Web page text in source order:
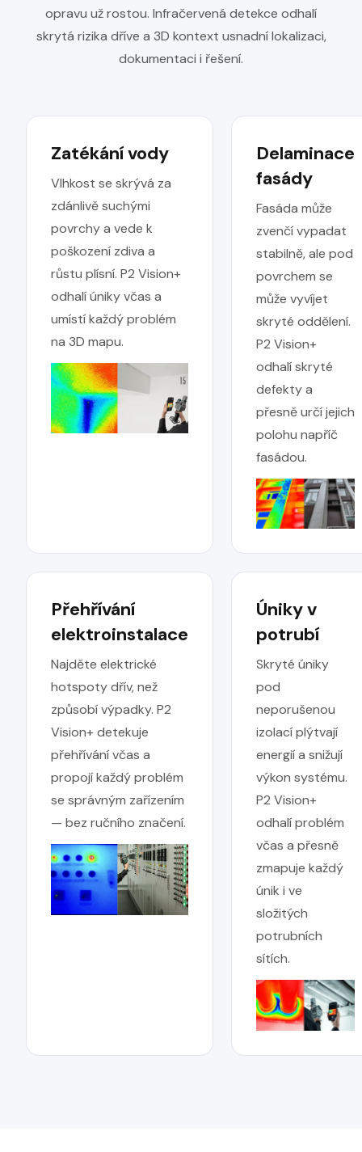
opravu už rostou. Infračervená detekce odhalí
skrytá rizika dříve a 3D kontext usnadní lokalizaci,
dokumentaci i řešení.
Zatékání vody
Vlhkost se skrývá za
zdánlivě suchými
povrchy a vede k
poškození zdiva a
růstu plísní. P2 Vision+
odhalí úniky včas a
umístí každý problém
na 3D mapu.
Delaminace
fasády
Fasáda může
zvenčí vypadat
stabilně, ale pod
povrchem se
může vyvíjet
skryté oddělení.
P2 Vision+
odhalí skryté
defekty a
přesně určí jejich
polohu napříč
fasádou.
Přehřívání
elektroinstalace
Najděte elektrické
hotspoty dřív, než
způsobí výpadky. P2
Vision+ detekuje
přehřívání včas a
propojí každý problém
se správným zařízením
— bez ručního značení.
Úniky v
potrubí
Skryté úniky
pod
neporušenou
izolací plýtvají
energií a snižují
výkon systému.
P2 Vision+
odhalí problém
včas a přesně
zmapuje každý
únik i ve
složitých
potrubních
sítích.